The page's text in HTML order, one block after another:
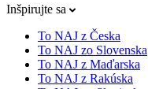
Inšpirujte sa
To NAJ z Česka
To NAJ zo Slovenska
To NAJ z Maďarska
To NAJ z Rakúska